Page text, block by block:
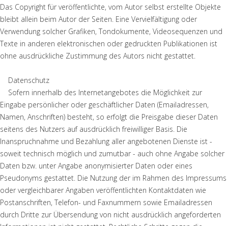
Das Copyright für veröffentlichte, vom Autor selbst erstellte Objekte
bleibt allein beim Autor der Seiten. Eine Vervielfältigung oder
Verwendung solcher Grafiken, Tondokumente, Videosequenzen und
Texte in anderen elektronischen oder gedruckten Publikationen ist
ohne ausdrückliche Zustimmung des Autors nicht gestattet.
Datenschutz
Sofern innerhalb des Internetangebotes die Möglichkeit zur
Eingabe persönlicher oder geschäftlicher Daten (Emailadressen,
Namen, Anschriften) besteht, so erfolgt die Preisgabe dieser Daten
seitens des Nutzers auf ausdrücklich freiwilliger Basis. Die
Inanspruchnahme und Bezahlung aller angebotenen Dienste ist -
soweit technisch möglich und zumutbar - auch ohne Angabe solcher
Daten bzw. unter Angabe anonymisierter Daten oder eines
Pseudonyms gestattet. Die Nutzung der im Rahmen des Impressums
oder vergleichbarer Angaben veröffentlichten Kontaktdaten wie
Postanschriften, Telefon- und Faxnummern sowie Emailadressen
durch Dritte zur Übersendung von nicht ausdrücklich angeforderten